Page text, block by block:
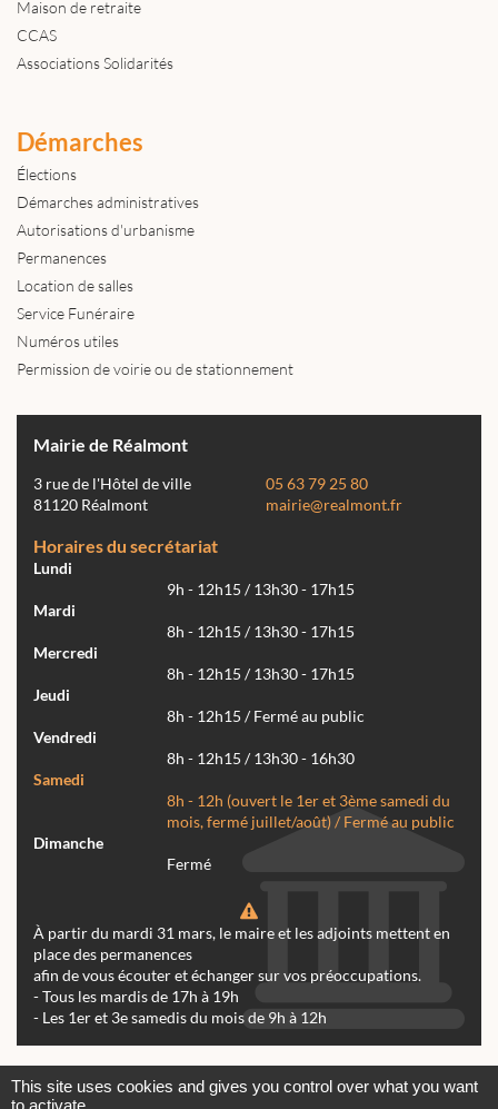
Maison de retraite
CCAS
Associations Solidarités
Démarches
Élections
Démarches administratives
Autorisations d'urbanisme
Permanences
Location de salles
Service Funéraire
Numéros utiles
Permission de voirie ou de stationnement
Mairie de Réalmont
3 rue de l'Hôtel de ville
81120 Réalmont
05 63 79 25 80
mairie@realmont.fr
Horaires du secrétariat
Lundi
9h - 12h15 / 13h30 - 17h15
Mardi
8h - 12h15 / 13h30 - 17h15
Mercredi
8h - 12h15 / 13h30 - 17h15
Jeudi
8h - 12h15 / Fermé au public
Vendredi
8h - 12h15 / 13h30 - 16h30
Samedi
8h - 12h (ouvert le 1er et 3ème samedi du
mois, fermé juillet/août) / Fermé au public
Dimanche
Fermé
À partir du mardi 31 mars, le maire et les adjoints mettent en
place des permanences
afin de vous écouter et échanger sur vos préoccupations.
- Tous les mardis de 17h à 19h
- Les 1er et 3e samedis du mois de 9h à 12h
This site uses cookies and gives you control over what you want
to activate